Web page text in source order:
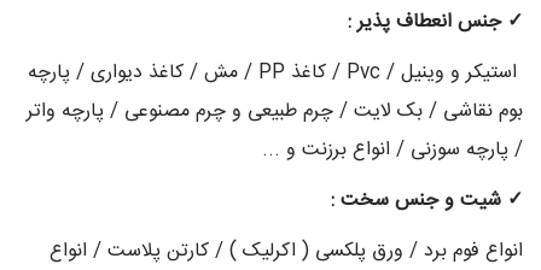
✓جنس انعطاف پذیر :
استیکر و وینیل / Pvc / کاغذ PP / مش / کاغذ دیواری / پارچه
بوم نقاشی / بک لایت / چرم طبیعی و چرم مصنوعی / پارچه واتر
/ پارچه سوزنی / انواع برزنت و ...
✓ شیت و جنس سخت :
انواع فوم برد / ورق پلکسی ( اکرلیک ) / کارتن پلاست / انواع